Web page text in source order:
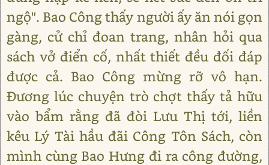
ngộ". Bao Công thấy người ấy ăn nói gọn
gàng, cử chỉ đoan trang, nhân hỏi qua
sách vở điển cố, nhất thiết đều đối đáp
được cả. Bao Công mừng rỡ vô hạn.
Đương lúc chuyện trò chợt thấy tả hữu
vào bẩm rằng đã đòi Lưu Thị tới, liền
kêu Lý Tài hầu đãi Công Tôn Sách, còn
mình cùng Bao Hưng đi ra công đường,